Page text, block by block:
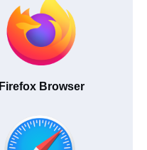
Firefox Browser